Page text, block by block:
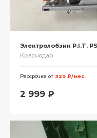
Электролобзик P.I.T.
Краснодар
Рассрочка от 329 ₽/мес.
2 999 ₽